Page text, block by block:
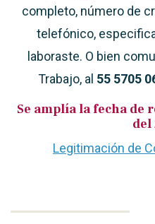
completo, número de
telefónico,
laboraste. O bien
Trabajo, al 55 5705
Se amplía la fecha de
del
Legitimación de